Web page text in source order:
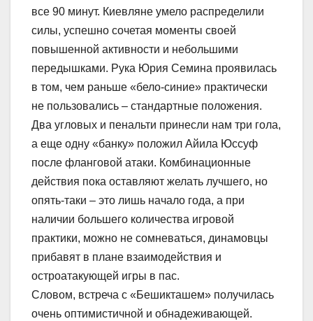
все 90 минут. Киевляне умело распределили
силы, успешно сочетая моменты своей
повышенной активности и небольшими
передышками. Рука Юрия Семина проявилась
в том, чем раньше «бело-синие» практически
не пользовались – стандартные положения.
Два угловых и пенальти принесли нам три гола,
а еще одну «банку» положил Айила Юссуф
после фланговой атаки. Комбинационные
действия пока оставляют желать лучшего, но
опять-таки – это лишь начало года, а при
наличии большего количества игровой
практики, можно не сомневаться, динамовцы
прибавят в плане взаимодействия и
остроатакующей игры в пас.
Словом, встреча с «Бешикташем» получилась
очень оптимистичной и обнадеживающей.